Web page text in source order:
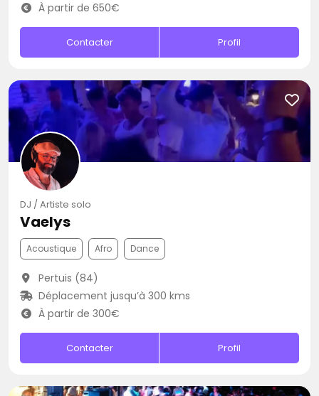
À partir de 650€
Contacter Profil
DJ / Artiste solo
Vaelys
Acoustique Afro Dance
Pertuis (84)
Déplacement jusqu’à 300 kms
À partir de 300€
Contacter Profil